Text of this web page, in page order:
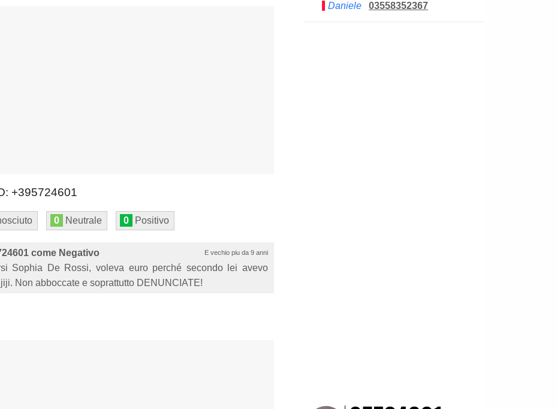
+395724601
0 Neutrale 0 Positivo
E vechio piu da 9 anni
come Negativo
Sophia De Rossi, voleva euro perché secondo lei avevo
Non abboccate e soprattutto DENUNCIATE!
Daniele
03558352367